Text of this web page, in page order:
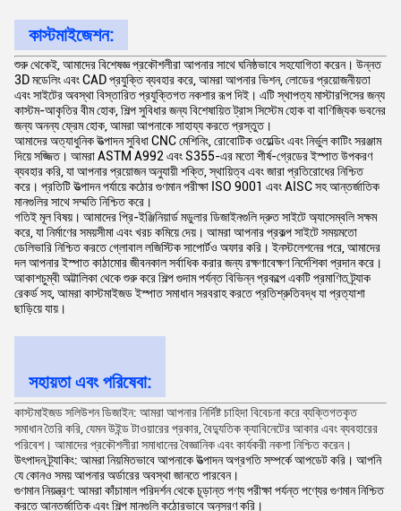
কাস্টমাইজেশন:
শুরু থেকেই, আমাদের বিশেষজ্ঞ প্রকৌশলীরা আপনার সাথে ঘনিষ্ঠভাবে সহযোগিতা করেন। উন্নত
3D মডেলিং এবং CAD প্রযুক্তি ব্যবহার করে, আমরা আপনার ভিশন, লোডের প্রয়োজনীয়তা
এবং সাইটের অবস্থা বিস্তারিত প্রযুক্তিগত নকশার রূপ দিই। এটি স্থাপত্য মাস্টারপিসের জন্য
কাস্টম-আকৃতির বীম হোক, শিল্প সুবিধার জন্য বিশেষায়িত ট্রাস সিস্টেম হোক বা বাণিজ্যিক ভবনের
জন্য অনন্য ফ্রেম হোক, আমরা আপনাকে সাহায্য করতে প্রস্তুত।​
আমাদের অত্যাধুনিক উত্পাদন সুবিধা CNC মেশিনিং, রোবোটিক ওয়েল্ডিং এবং নির্ভুল কাটিং সরঞ্জাম
দিয়ে সজ্জিত। আমরা ASTM A992 এবং S355-এর মতো শীর্ষ-গ্রেডের ইস্পাত উপকরণ
ব্যবহার করি, যা আপনার প্রয়োজন অনুযায়ী শক্তি, স্থায়িত্ব এবং জারা প্রতিরোধের নিশ্চিত
করে। প্রতিটি উত্পাদন পর্যায়ে কঠোর গুণমান পরীক্ষা ISO 9001 এবং AISC সহ আন্তর্জাতিক
মানগুলির সাথে সম্মতি নিশ্চিত করে।​
গতিই মূল বিষয়। আমাদের প্রি-ইঞ্জিনিয়ার্ড মডুলার ডিজাইনগুলি দ্রুত সাইটে অ্যাসেম্বলি সক্ষম
করে, যা নির্মাণের সময়সীমা এবং খরচ কমিয়ে দেয়। আমরা আপনার প্রকল্প সাইটে সময়মতো
ডেলিভারি নিশ্চিত করতে গ্লোবাল লজিস্টিক সাপোর্টও অফার করি। ইনস্টলেশনের পরে, আমাদের
দল আপনার ইস্পাত কাঠামোর জীবনকাল সর্বাধিক করার জন্য রক্ষণাবেক্ষণ নির্দেশিকা প্রদান করে।​
আকাশচুম্বী অট্টালিকা থেকে শুরু করে শিল্প গুদাম পর্যন্ত বিভিন্ন প্রকল্পে একটি প্রমাণিত ট্র্যাক
রেকর্ড সহ, আমরা কাস্টমাইজড ইস্পাত সমাধান সরবরাহ করতে প্রতিশ্রুতিবদ্ধ যা প্রত্যাশা
ছাড়িয়ে যায়।
সহায়তা এবং পরিষেবা:
কাস্টমাইজড সলিউশন ডিজাইন: আমরা আপনার নির্দিষ্ট চাহিদা বিবেচনা করে ব্যক্তিগতকৃত
সমাধান তৈরি করি, যেমন উইন্ড টাওয়ারের প্রকার, বৈদ্যুতিক ক্যাবিনেটের আকার এবং ব্যবহারের
পরিবেশ। আমাদের প্রকৌশলীরা সমাধানের বৈজ্ঞানিক এবং কার্যকরী নকশা নিশ্চিত করেন।
উৎপাদন ট্র্যাকিং: আমরা নিয়মিতভাবে আপনাকে উত্পাদন অগ্রগতি সম্পর্কে আপডেট করি। আপনি
যে কোনও সময় আপনার অর্ডারের অবস্থা জানতে পারবেন।
গুণমান নিয়ন্ত্রণ: আমরা কাঁচামাল পরিদর্শন থেকে চূড়ান্ত পণ্য পরীক্ষা পর্যন্ত পণ্যের গুণমান নিশ্চিত
করতে আন্তর্জাতিক এবং শিল্প মানগুলি কঠোরভাবে অনুসরণ করি।